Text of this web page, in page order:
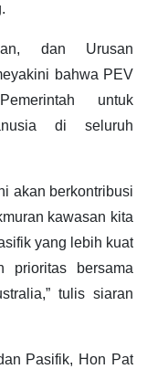
dan Urusan
bahwa PEV
untuk
di seluruh
akan berkontribusi
kawasan kita
yang lebih kuat
prioritas bersama
tulis siaran
Pasifik, Hon Pat